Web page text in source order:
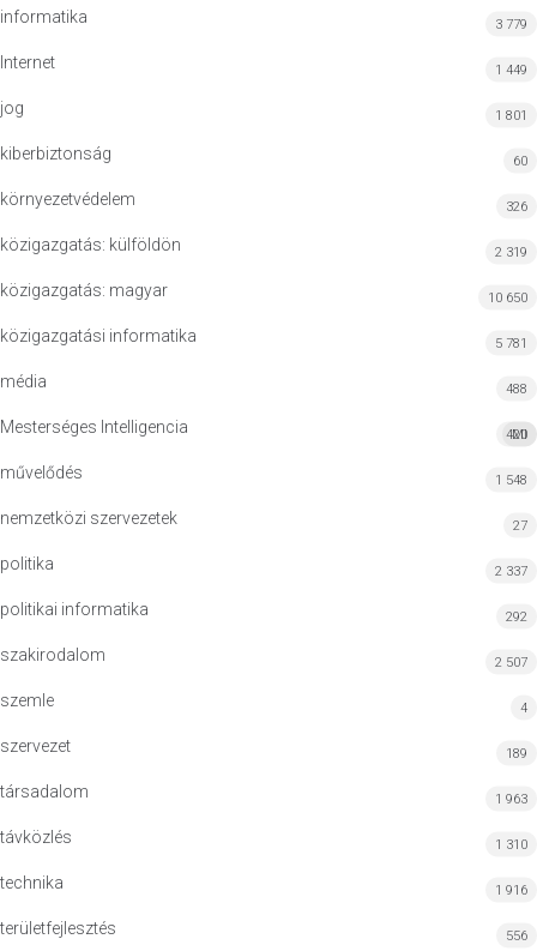
informatika 3 779
Internet 1 449
jog 1 801
kiberbiztonság 60
környezetvédelem 326
közigazgatás: külföldön 2 319
közigazgatás: magyar 10 650
közigazgatási informatika 5 781
média 488
Mesterséges Intelligencia MI
420
művelődés 1 548
nemzetközi szervezetek 27
politika 2 337
politikai informatika 292
szakirodalom 2 507
szemle 4
szervezet 189
társadalom 1 963
távközlés 1 310
technika 1 916
területfejlesztés 556